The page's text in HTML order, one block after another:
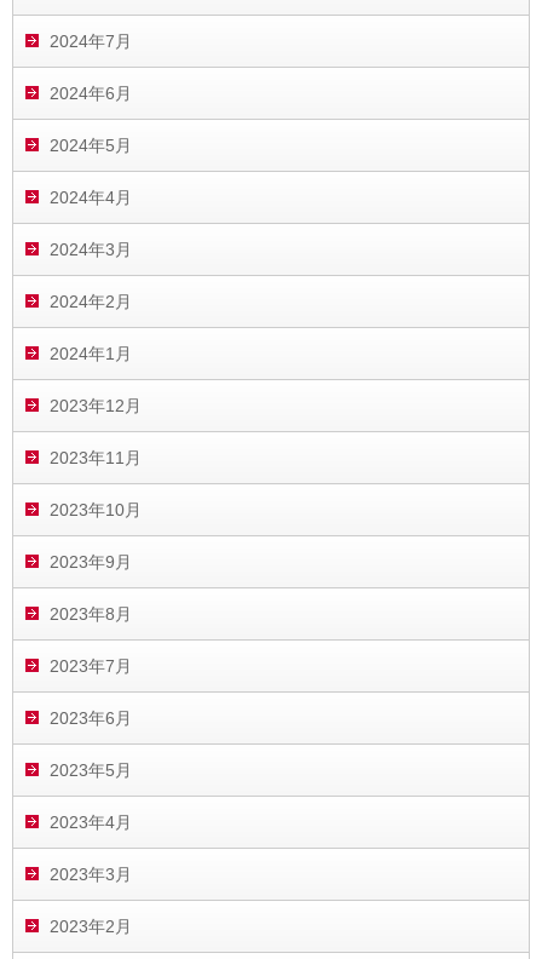
2024年7月
2024年6月
2024年5月
2024年4月
2024年3月
2024年2月
2024年1月
2023年12月
2023年11月
2023年10月
2023年9月
2023年8月
2023年7月
2023年6月
2023年5月
2023年4月
2023年3月
2023年2月